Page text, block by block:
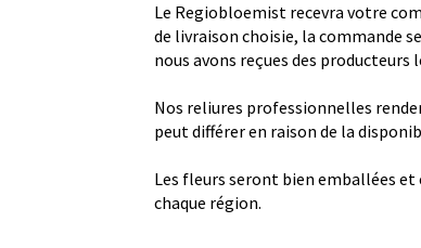
Le Regiobloemist recevra votre
de livraison choisie, la commande
nous avons reçues des producteurs
Nos reliures professionnelles
peut différer en raison de la
Les fleurs seront bien emballées
chaque région.